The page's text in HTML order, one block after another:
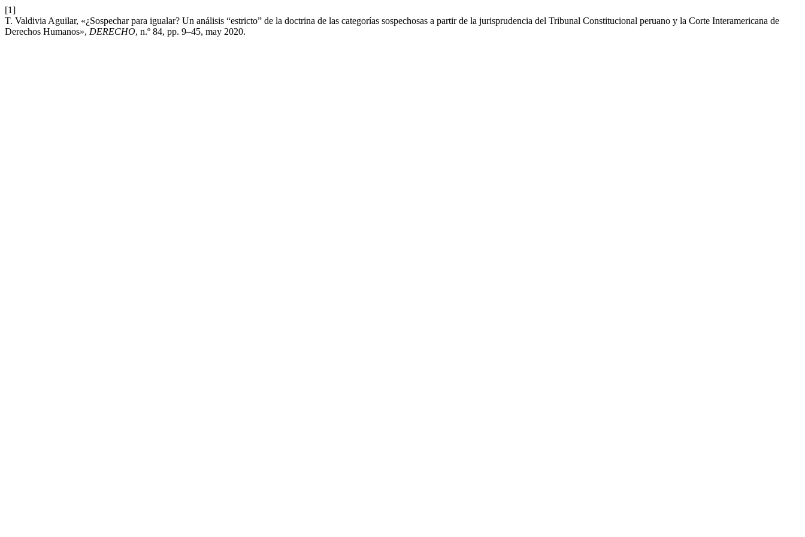
[1]
T. Valdivia Aguilar, «¿Sospechar para igualar? Un análisis “estricto” de la doctrina de las categorías sospechosas a partir de la jurisprudencia del Tribunal Constitucional peruano y la Corte Interamericana de
Derechos Humanos», DERECHO, n.º 84, pp. 9–45, may 2020.